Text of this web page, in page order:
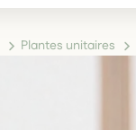
Plantes unitaires